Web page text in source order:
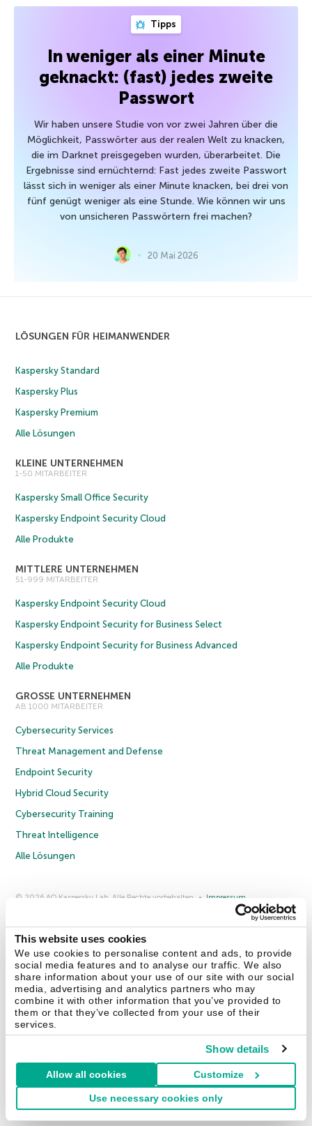
This website uses cookies
We use cookies to personalise content and ads, to provide
social media features and to analyse our traffic. We also
share information about your use of our site with our social
media, advertising and analytics partners who may
combine it with other information that you’ve provided to
them or that they’ve collected from your use of their
services.
Show details
Allow all cookies Customize
Use necessary cookies only
Tipps
In weniger als einer Minute
geknackt: (fast) jedes zweite
Passwort
Wir haben unsere Studie von vor zwei Jahren über die
Möglichkeit, Passwörter aus der realen Welt zu knacken,
die im Darknet preisgegeben wurden, überarbeitet. Die
Ergebnisse sind ernüchternd: Fast jedes zweite Passwort
lässt sich in weniger als einer Minute knacken, bei drei von
fünf genügt weniger als eine Stunde. Wie können wir uns
von unsicheren Passwörtern frei machen?
20 Mai 2026
LÖSUNGEN FÜR HEIMANWENDER
Kaspersky Standard
Kaspersky Plus
Kaspersky Premium
Alle Lösungen
KLEINE UNTERNEHMEN
1-50 MITARBEITER
Kaspersky Small Office Security
Kaspersky Endpoint Security Cloud
Alle Produkte
MITTLERE UNTERNEHMEN
51-999 MITARBEITER
Kaspersky Endpoint Security Cloud
Kaspersky Endpoint Security for Business Select
Kaspersky Endpoint Security for Business Advanced
Alle Produkte
GROSSE UNTERNEHMEN
AB 1000 MITARBEITER
Cybersecurity Services
Threat Management and Defense
Endpoint Security
Hybrid Cloud Security
Cybersecurity Training
Threat Intelligence
Alle Lösungen
© 2026 AO Kaspersky Lab. Alle Rechte vorbehalten.
Impressum
Lizenzvereinbarung B2B
Kontakt Über uns Partner Blog
Weitere Informationen
Pressemitteilungen
Securelist Eugene Personal Blog Enzyklopädie
Deutschland & Schweiz